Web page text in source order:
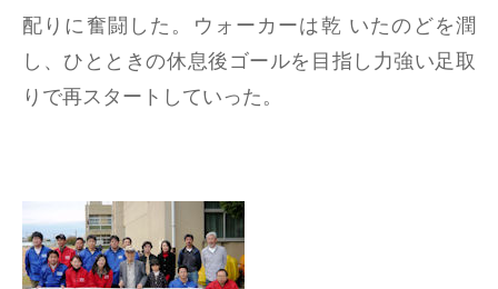
配りに奮闘した。ウォーカーは乾 いたのどを潤
し、ひとときの休息後ゴールを目指し力強い足取
りで再スタートしていった。